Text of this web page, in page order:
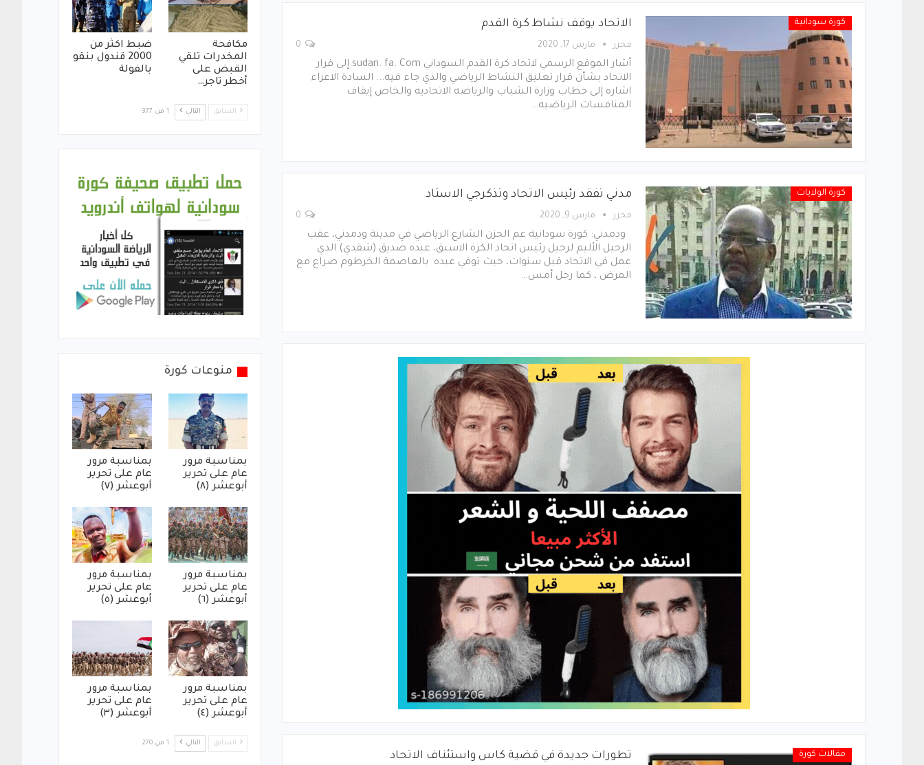
كورة سودانية الاتحاد يوقف نشاط كرة القدم
محرر مارس 17, 2020
أشار الموقع الرسمي لاتحاد كرة القدم السوداني sudan. fa. Com إلى قرار
الاتحاد بشأن قرار تعليق النشاط الرياضي والذي جاء فيه... السادة الاعزاء
اشاره إلى خطاب وزارة الشباب والرياضه الاتحاديه والخاص إيقاف
المنافسات الرياضيه…
كورة الولايات مدني تفقد رئيس الاتحاد وتذكرجي الاستاد
محرر مارس 9, 2020
ودمدني: كورة سودانية عم الحزن الشارع الرياضي في مدينة ودمدني، عقب
الرحيل الأليم لرحيل رئيس اتحاد الكرة الاسبق، عبده صديق (شقدي) الذي
عمل في الاتحاد قبل سنوات، حيث توفي عبده بالعاصمة الخرطوم صراع مع
المرض ، كما رحل أمس…
مقالات كورة تطورات جديدة في قضية كاس واستئناف الاتحاد
مكافحة
المخدرات تلقي
القبض على
أخطر تاجر…
ضبط اكثر من
2000 قندول بنقو
بالفولة
السابق التالي 1 من 377
منوعات كورة
بمناسبة مرور
عام على تحرير
أبوعشر (٨)
بمناسبة مرور
عام على تحرير
أبوعشر (٧)
بمناسبة مرور
عام على تحرير
أبوعشر (٦)
بمناسبة مرور
عام على تحرير
أبوعشر (٥)
بمناسبة مرور
عام على تحرير
أبوعشر (٤)
بمناسبة مرور
عام على تحرير
أبوعشر (٣)
السابق التالي 1 من 270